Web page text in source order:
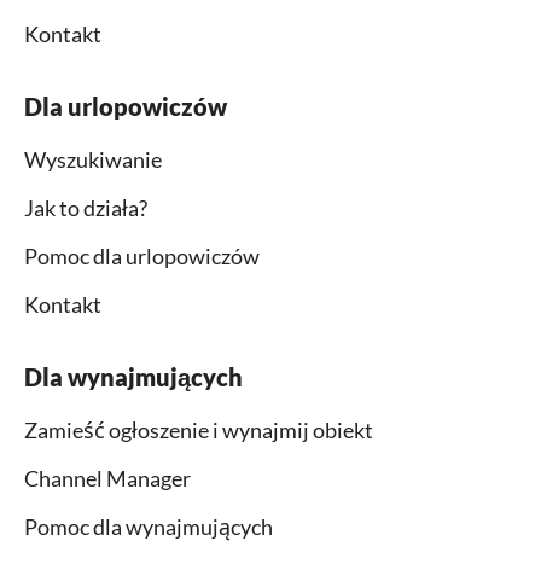
Kontakt
Dla urlopowiczów
Wyszukiwanie
Jak to działa?
Pomoc dla urlopowiczów
Kontakt
Dla wynajmujących
Zamieść ogłoszenie i wynajmij obiekt
Channel Manager
Pomoc dla wynajmujących